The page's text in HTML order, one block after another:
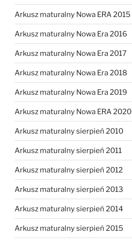
Arkusz maturalny Nowa ERA 2015
Arkusz maturalny Nowa Era 2016
Arkusz maturalny Nowa Era 2017
Arkusz maturalny Nowa Era 2018
Arkusz maturalny Nowa Era 2019
Arkusz maturalny Nowa ERA 2020
Arkusz maturalny sierpień 2010
Arkusz maturalny sierpień 2011
Arkusz maturalny sierpień 2012
Arkusz maturalny sierpień 2013
Arkusz maturalny sierpień 2014
Arkusz maturalny sierpień 2015